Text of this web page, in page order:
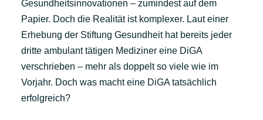
Gesundheitsinnovationen – zumindest auf dem
Papier. Doch die Realität ist komplexer. Laut einer
Erhebung der Stiftung Gesundheit hat bereits jeder
dritte ambulant tätigen Mediziner eine DiGA
verschrieben – mehr als doppelt so viele wie im
Vorjahr. Doch was macht eine DiGA tatsächlich
erfolgreich?